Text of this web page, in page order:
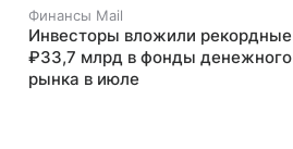
Финансы Mail
Инвесторы вложили рекордные
₽33,7 млрд в фонды денежного
рынка в июле